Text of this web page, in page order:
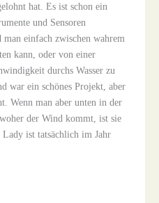
hat. Es ist schon ein
und Sensoren
einfach zwischen wahrem
kann, oder von einer
durchs Wasser zu
war ein schönes Projekt, aber
Wenn man aber unten in der
der Wind kommt, ist sie
ist tatsächlich im Jahr